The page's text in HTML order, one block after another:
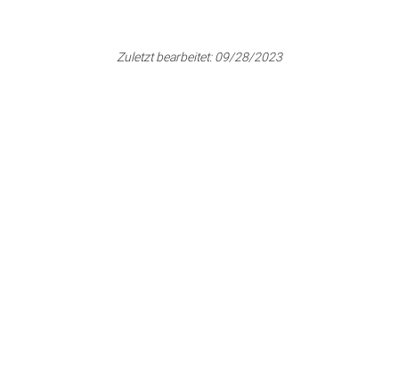
Zuletzt bearbeitet:09/28/2023